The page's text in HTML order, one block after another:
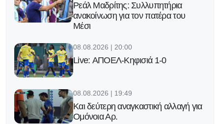
Ρεάλ Μαδρίτης: Συλλυπητήρια
ανακοίνωση για τον πατέρα του
Μέσι
08.08.2026 | 20:00
Live: ΑΠΟΕΛ-Κηφισιά 1-0
08.08.2026 | 19:49
Και δεύτερη αναγκαστική αλλαγή για
Ομόνοια Αρ.